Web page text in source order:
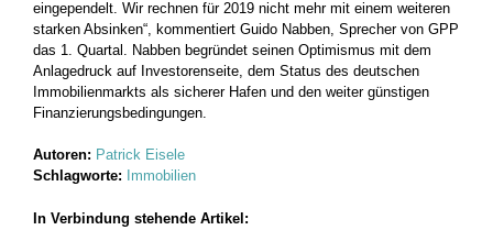
eingependelt. Wir rechnen für 2019 nicht mehr mit einem weiteren
starken Absinken“, kommentiert Guido Nabben, Sprecher von GPP
das 1. Quartal. Nabben begründet seinen Optimismus mit dem
Anlagedruck auf Investorenseite, dem Status des deutschen
Immobilienmarkts als sicherer Hafen und den weiter günstigen
Finanzierungsbedingungen.
Autoren: Patrick Eisele
Schlagworte:
Immobilien
In Verbindung stehende Artikel: